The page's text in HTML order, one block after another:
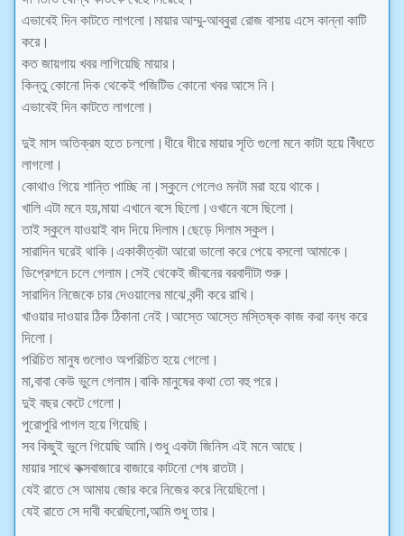
এভাবেই দিন কাটতে লাগলো।মায়ার আম্মু-আব্বুরা রোজ বাসায় এসে কান্না কাটি
করে।
কত জায়গায় খবর লাগিয়েছি মায়ার।
কিন্তু কোনো দিক থেকেই পজিটিভ কোনো খবর আসে নি।
এভাবেই দিন কাটতে লাগলো।
দুই মাস অতিক্রম হতে চললো।ধীরে ধীরে মায়ার সৃতি গুলো মনে কাটা হয়ে বিঁধতে
লাগলো।
কোথাও গিয়ে শান্তি পাচ্ছি না।স্কুলে গেলেও মনটা মরা হয়ে থাকে।
খালি এটা মনে হয়,মায়া এখানে বসে ছিলো।ওখানে বসে ছিলো।
তাই স্কুলে যাওয়াই বাদ দিয়ে দিলাম।ছেড়ে দিলাম স্কুল।
সারাদিন ঘরেই থাকি।একাকীত্বটা আরো ভালো করে পেয়ে বসলো আমাকে।
ডিপ্রেশনে চলে গেলাম।সেই থেকেই জীবনের বরবাদীটা শুরু।
সারাদিন নিজেকে চার দেওয়ালের মাঝে বন্দী করে রাখি।
খাওয়ার দাওয়ার ঠিক ঠিকানা নেই।আস্তে আস্তে মস্তিষ্ক কাজ করা বন্ধ করে
দিলো।
পরিচিত মানুষ গুলোও অপরিচিত হয়ে গেলো।
মা,বাবা কেউ ভুলে গেলাম।বাকি মানুষের কথা তো বহু পরে।
দুই বছর কেটে গেলো।
পুরোপুরি পাগল হয়ে গিয়েছি।
সব কিছুই ভুলে গিয়েছি আমি।শুধু একটা জিনিস এই মনে আছে।
মায়ার সাথে কক্সবাজারে বাজারে কাটনো শেষ রাতটা।
যেই রাতে সে আমায় জোর করে নিজের করে নিয়েছিলো।
যেই রাতে সে দাবী করেছিলো,আমি শুধু তার।